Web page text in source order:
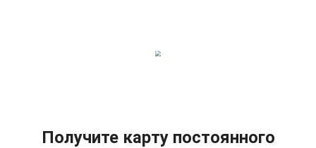
Получите карту постоянного